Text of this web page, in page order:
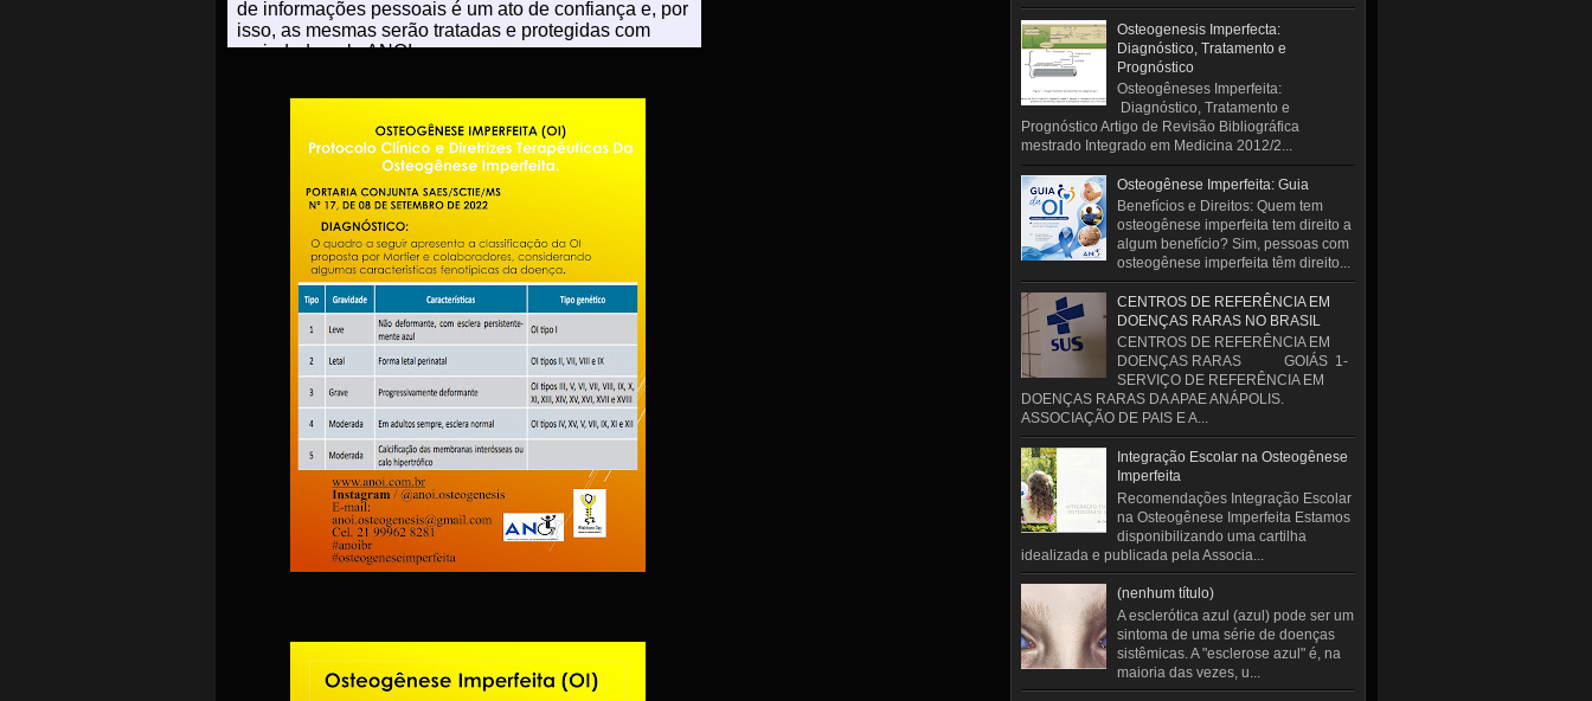
Osteogenesis Imperfecta:
Diagnóstico, Tratamento e
Prognóstico
Osteogêneses Imperfeita:
Diagnóstico, Tratamento e
Prognóstico Artigo de Revisão Bibliográfica
mestrado Integrado em Medicina 2012/2...
Osteogênese Imperfeita: Guia
Benefícios e Direitos: Quem tem
osteogênese imperfeita tem direito a
algum benefício? Sim, pessoas com
osteogênese imperfeita têm direito...
CENTROS DE REFERÊNCIA EM
DOENÇAS RARAS NO BRASIL
CENTROS DE REFERÊNCIA EM
DOENÇAS RARAS GOIÁS 1-
SERVIÇO DE REFERÊNCIA EM
DOENÇAS RARAS DA APAE ANÁPOLIS.
ASSOCIAÇÃO DE PAIS E A...
Integração Escolar na Osteogênese
Imperfeita
Recomendações Integração Escolar
na Osteogênese Imperfeita Estamos
disponibilizando uma cartilha
idealizada e publicada pela Associa...
(nenhum título)
A esclerótica azul (azul) pode ser um
sintoma de uma série de doenças
sistêmicas. A "esclerose azul" é, na
maioria das vezes, u...